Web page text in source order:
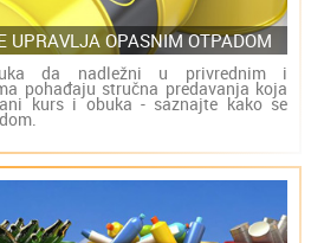
UPRAVLJA OPASNIM OTPADOM
da nadležni u privrednim i
pohađaju stručna predavanja koja
kurs i obuka - saznajte kako se